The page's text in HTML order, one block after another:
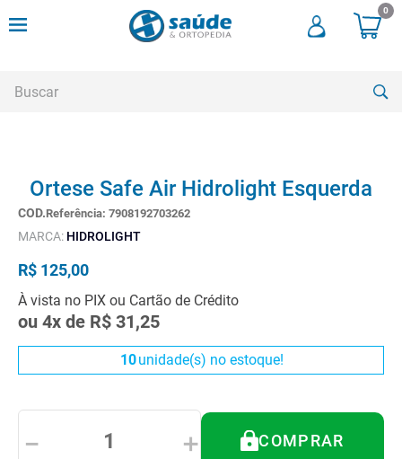
0
Ortese Safe Air Hidrolight Esquerda
Referência: 7908192703262
MARCA: HIDROLIGHT
R$ 125,00
À vista no PIX ou Cartão de Crédito
ou 4x de R$ 31,25
10unidade(s) no estoque!
＋
－ COMPRAR
andadores
2º
meia compressao
andador
5º
cadeira rodas agile
6º
cadeira higienica
7º
munique
8º
tipoia
º
imobilizador joelho